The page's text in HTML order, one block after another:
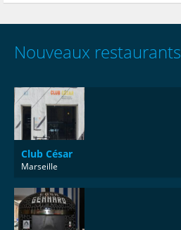
Nouveaux restaurants
Club César
Marseille